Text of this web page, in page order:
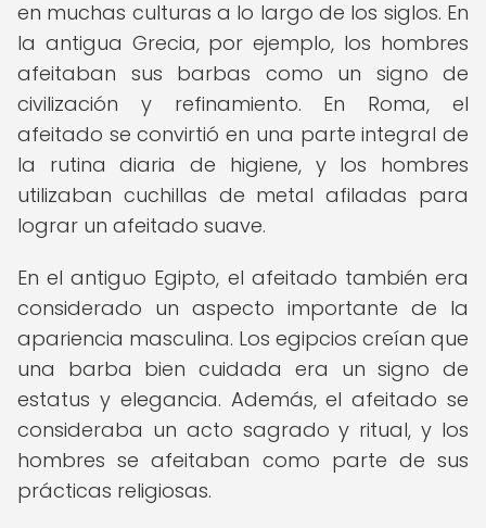
en muchas culturas a lo largo de los siglos. En
la antigua Grecia, por ejemplo, los hombres
afeitaban sus barbas como un signo de
civilización y refinamiento. En Roma, el
afeitado se convirtió en una parte integral de
la rutina diaria de higiene, y los hombres
utilizaban cuchillas de metal afiladas para
lograr un afeitado suave.
En el antiguo Egipto, el afeitado también era
considerado un aspecto importante de la
apariencia masculina. Los egipcios creían que
una barba bien cuidada era un signo de
estatus y elegancia. Además, el afeitado se
consideraba un acto sagrado y ritual, y los
hombres se afeitaban como parte de sus
prácticas religiosas.